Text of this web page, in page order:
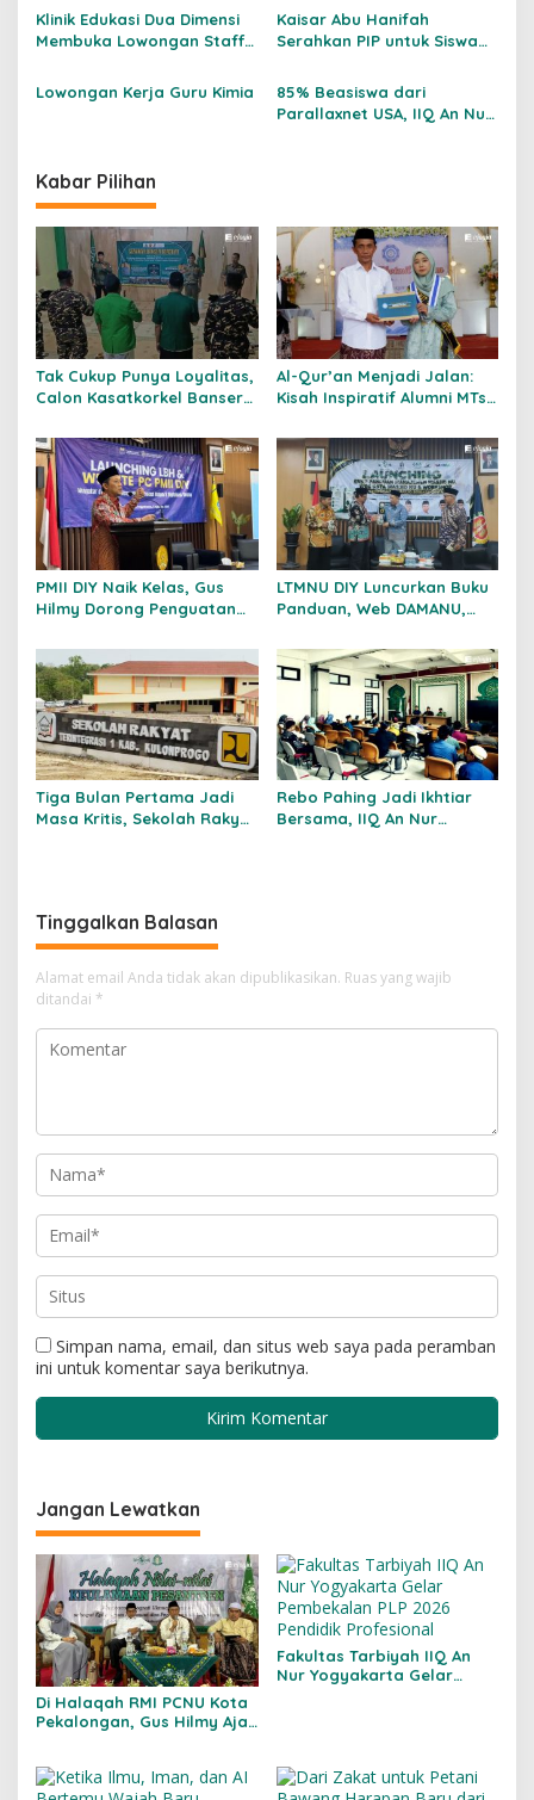
s
Digital
Klinik Edukasi Dua Dimensi
Membuka Lowongan Staff
Kaisar Abu Hanifah
Serahkan PIP untuk Siswa
Lowongan Kerja Guru Kimia
85% Beasiswa dari
Parallaxnet USA, IIQ An Nur
Kabar Pilihan
Tak Cukup Punya Loyalitas,
Calon Kasatkorkel Banser
Mental dan Ekonomi
Al-Qur’an Menjadi Jalan:
Kisah Inspiratif Alumni MTs
Menembus Perguruan
Tinggi Negeri
PMII DIY Naik Kelas, Gus
Hilmy Dorong Penguatan
Digitalisasi Gerakan
LTMNU DIY Luncurkan Buku
Panduan, Web DAMANU,
Crowdfunding
Tiga Bulan Pertama Jadi
Masa Kritis, Sekolah Rakyat
Rebo Pahing Jadi Ikhtiar
Bersama, IIQ An Nur
Tinggalkan Balasan
Alamat email Anda tidak akan dipublikasikan. Ruas yang wajib
ditandai *
Simpan nama, email, dan situs web saya pada peramban
ini untuk komentar saya berikutnya.
Jangan Lewatkan
Di Halaqah RMI PCNU Kota
Pekalongan, Gus Hilmy Ajak
Fakultas Tarbiyah IIQ An
Nur Yogyakarta Gelar